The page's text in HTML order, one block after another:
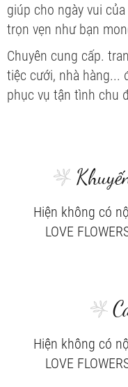
giúp cho ngày vui
trọn vẹn như bạn
Chuyên cung cấp.
tiệc cưới, nhà hàng...
phục vụ tận tình chu
Hiện không có
LOVE
Hiện không có
LOVE